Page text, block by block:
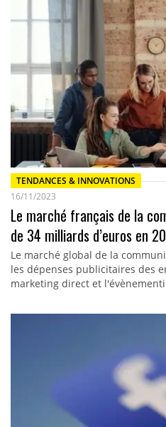
TENDANCES & INNOVATIONS
16/11/2023
Le marché français de la
de 34 milliards d’euros en
Le marché global de la
les dépenses publicitaires des
marketing direct et